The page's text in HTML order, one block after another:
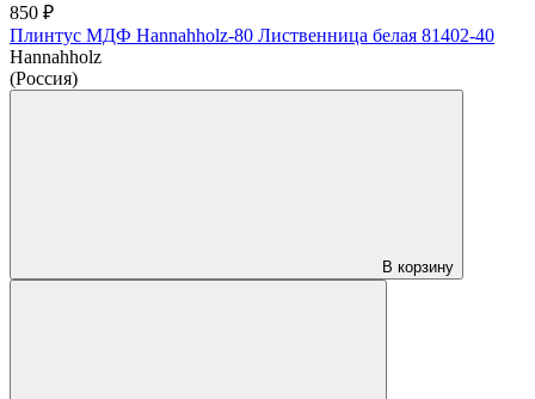
850 ₽
Плинтус МДФ Hannahholz-80 Лиственница белая 81402-40
Hannahholz
(Россия)
В корзину